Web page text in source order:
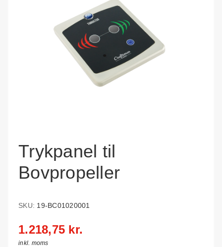
Trykpanel til
Bovpropeller
SKU: 19-BC01020001
1.218,75 kr.
inkl. moms